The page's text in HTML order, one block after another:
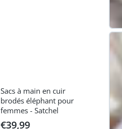
Sacs à main en cuir
brodés éléphant pour
femmes - Satchel
€39,99